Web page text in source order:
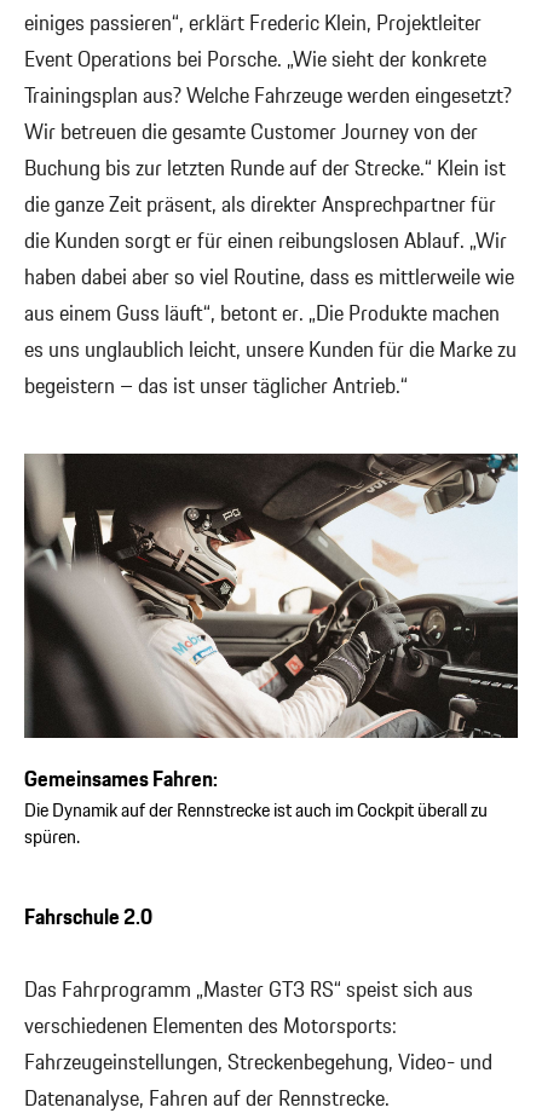
einiges passieren“, erklärt Frederic Klein, Projektleiter
Event Operations bei Porsche. „Wie sieht der konkrete
Trainingsplan aus? Welche Fahrzeuge werden eingesetzt?
Wir betreuen die gesamte Customer Journey von der
Buchung bis zur letzten Runde auf der Strecke.“ Klein ist
die ganze Zeit präsent, als direkter Ansprechpartner für
die Kunden sorgt er für einen reibungslosen Ablauf. „Wir
haben dabei aber so viel Routine, dass es mittlerweile wie
aus einem Guss läuft“, betont er. „Die Produkte machen
es uns unglaublich leicht, unsere Kunden für die Marke zu
begeistern – das ist unser täglicher Antrieb.“
Gemeinsames Fahren:
Die Dynamik auf der Rennstrecke ist auch im Cockpit überall zu
spüren.
Fahrschule 2.0
Das Fahrprogramm „Master GT3 RS“ speist sich aus
verschiedenen Elementen des Motorsports:
Fahrzeugeinstellungen, Streckenbegehung, Video- und
Datenanalyse, Fahren auf der Rennstrecke.